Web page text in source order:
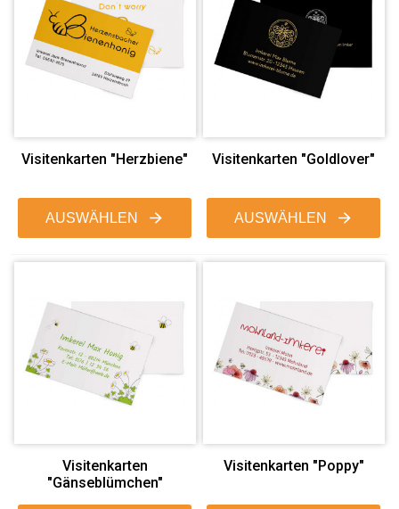
Visitenkarten "Herzbiene"
AUSWÄHLEN
Visitenkarten "Goldlover"
AUSWÄHLEN
Visitenkarten
"Gänseblümchen"
Visitenkarten "Poppy"